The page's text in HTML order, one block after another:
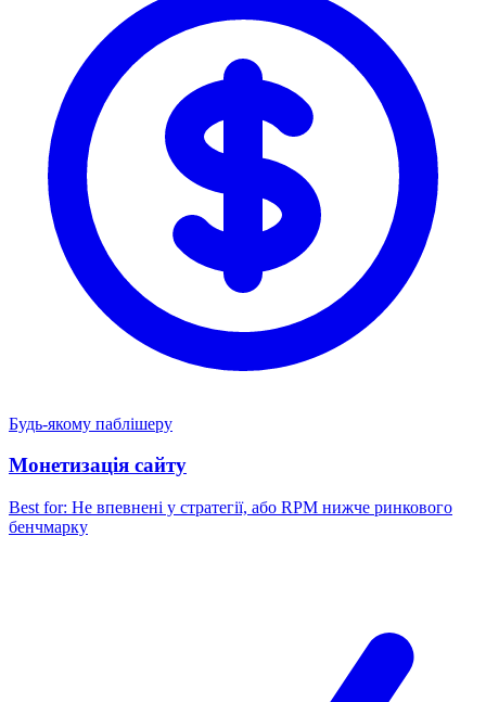
Будь-якому паблішеру
Монетизація сайту
Best for: Не впевнені у стратегії, або RPM нижче ринкового
бенчмарку